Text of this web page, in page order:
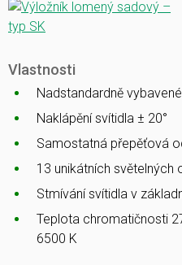
Vlastnosti
Nadstandardně
Naklápění svítidla ± 20°
Samostatná přepěťová
13 unikátních
Stmívání svítidla v
Teplota chromatičnosti
6500 K